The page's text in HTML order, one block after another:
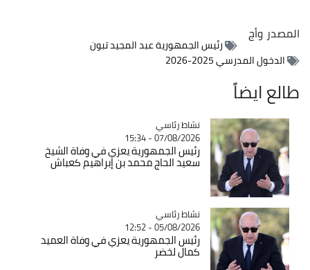
المصدروأج
رئيس الجمهورية عبد المجيد تبون
الدخول المدرسي 2025-2026
طالع ايضاً
Catégorie
نشاط رئاسي
07/08/2026 - 15:34
رئيس الجمهورية يعزي في وفاة الشيخ
سعيد الحاج محمد بن إبراهيم كعباش
Catégorie
نشاط رئاسي
05/08/2026 - 12:52
رئيس الجمهورية يعزي في وفاة العميد
كمال لخضر